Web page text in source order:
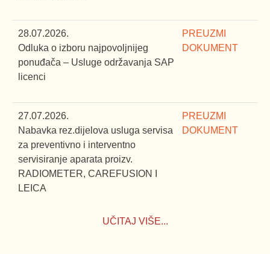
28.07.2026.
Odluka o izboru najpovoljnijeg
ponuđača – Usluge održavanja SAP
licenci
PREUZMI
DOKUMENT
27.07.2026.
Nabavka rez.dijelova usluga servisa
za preventivno i interventno
servisiranje aparata proizv.
RADIOMETER, CAREFUSION I
LEICA
PREUZMI
DOKUMENT
UČITAJ VIŠE...